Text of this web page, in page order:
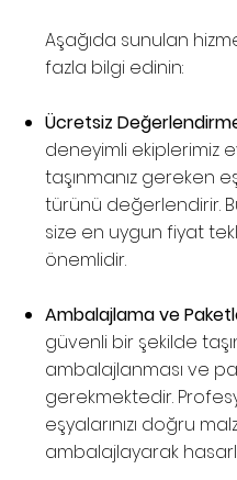
Aşağıda sunulan
fazla bilgi edinin:
Ücretsiz
deneyimli ekiplerimiz
taşınmanız gereken
türünü değerlendirir.
size en uygun fiyat
önemlidir.
Ambalajlama ve
güvenli bir şekilde
ambalajlanması ve
gerekmektedir.
eşyalarınızı doğru
ambalajlayarak